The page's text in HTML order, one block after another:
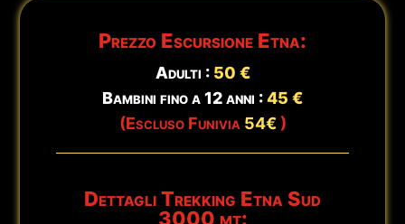
Prezzo Escursione Etna:
Adulti : 50 €
Bambini fino a 12 anni :45 €
(Escluso Funivia 54€)
Dettagli Trekking Etna Sud
3000 mt: